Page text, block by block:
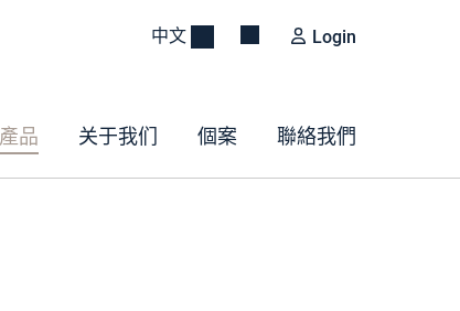
中文 Login
產品 关于我们 個案 聯絡我們